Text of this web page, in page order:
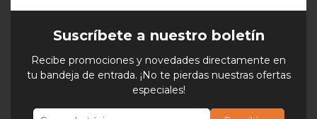
Suscríbete a nuestro boletín
Recibe promociones y novedades directamente en
tu bandeja de entrada. ¡No te pierdas nuestras ofertas
especiales!